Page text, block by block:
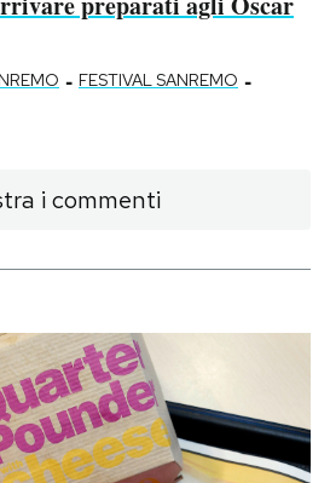
- FESTIVAL SANREMO -
i commenti